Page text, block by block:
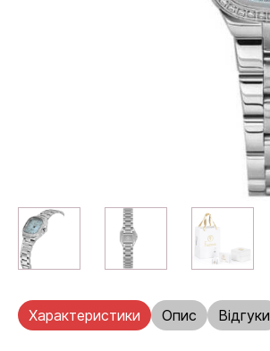
Характеристики Опис Відгуки